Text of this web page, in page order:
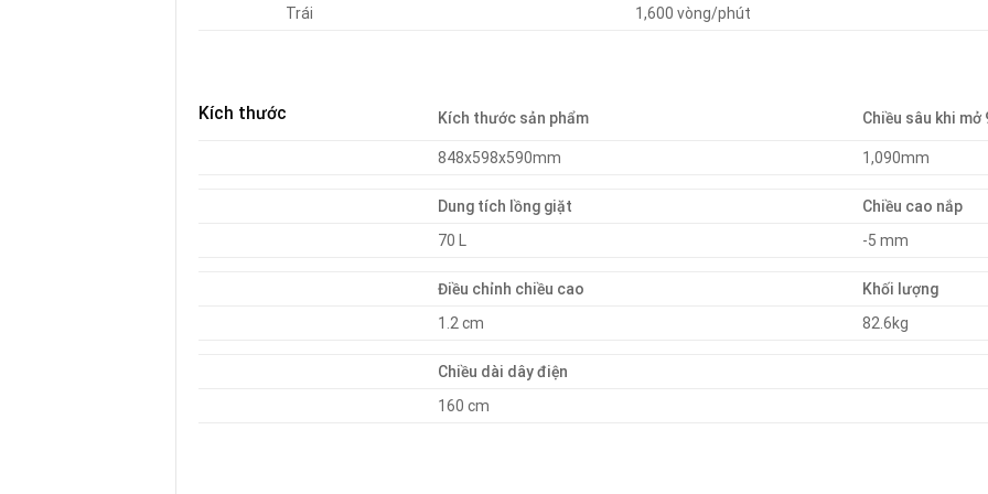
Trái 1,600 vòng/phút
Kích thước Kích thước sản phẩm Chiều sâu khi mở
848x598x590mm 1,090mm
Dung tích lồng giặt
Chiều cao nắp
70 L
-5 mm
Điều chỉnh chiều cao
Khối lượng
1.2 cm
82.6kg
Chiều dài dây điện
160 cm